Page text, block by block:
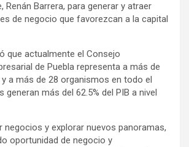
Renán Barrera, para generar y atraer
de negocio que favorezcan a la capital
que actualmente el Consejo
de Puebla representa a más de
a más de 28 organismos en todo el
generan más del 62.5% del PIB a nivel
negocios y explorar nuevos panoramas,
oportunidad de negocio y